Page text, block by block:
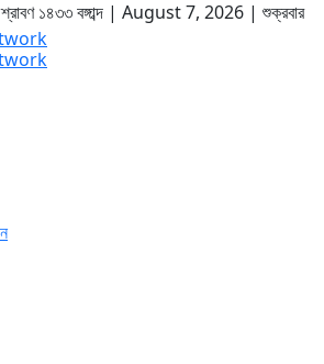
১৪৩৩ বঙ্গাব্দ | August 7, 2026 |শুক্রবার